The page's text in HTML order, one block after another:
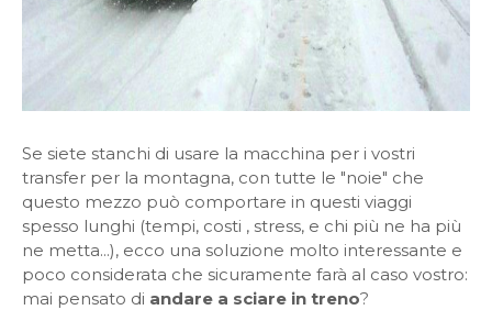
Se siete stanchi di usare la macchina per i vostri
transfer per la montagna, con tutte le "noie" che
questo mezzo può comportare in questi viaggi
spesso lunghi (tempi, costi , stress, e chi più ne ha più
ne metta...), ecco una soluzione molto interessante e
poco considerata che sicuramente farà al caso vostro:
mai pensato di andare a sciare in treno?